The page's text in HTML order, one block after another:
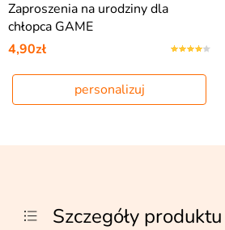
Zaproszenia na urodziny dla
chłopca GAME
4,90zł
personalizuj
Szczegóły produktu